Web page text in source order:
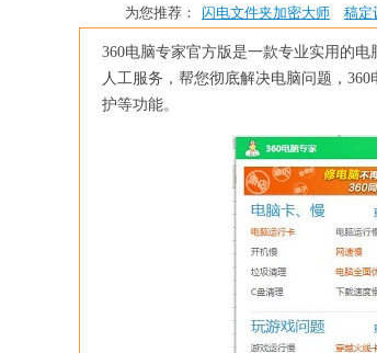
为您推荐： 闪电文件夹加密大师 稿定
360电脑专家官方版是一款专业实用的
人工服务，帮您彻底解决电脑问题，
护等功能。